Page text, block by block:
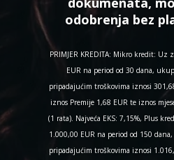
odobrenja bez
PRIMJER KREDITA: Mikro kredit: Uz
EUR na period od 30 dana,
pripadajućim troškovima iznosi
iznos Premije 1,68 EUR te iznos
(1 rata). Najveća EKS: 7,15%, Plus
1.000,00 EUR na period od 150
pripadajućim troškovima iznosi